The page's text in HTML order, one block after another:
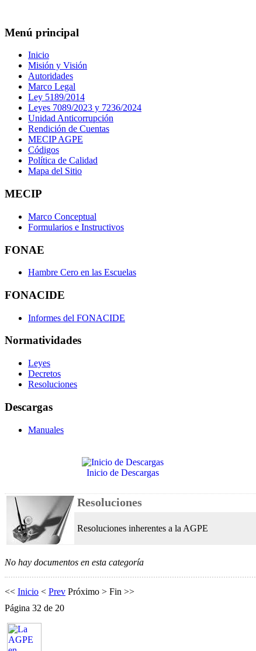
Menú principal
Inicio
Misión y Visión
Autoridades
Marco Legal
Ley 5189/2014
Leyes 7089/2023 y 7236/2024
Unidad Anticorrupción
Rendición de Cuentas
MECIP AGPE
Códigos
Política de Calidad
Mapa del Sitio
MECIP
Marco Conceptual
Formularios e Instructivos
FONAE
Hambre Cero en las Escuelas
FONACIDE
Informes del FONACIDE
Normatividades
Leyes
Decretos
Resoluciones
Descargas
Manuales
Inicio de Descargas
Resoluciones
Resoluciones inherentes a la AGPE
No hay documentos en esta categoría
<< Inicio < Prev Próximo > Fin >>
Página 32 de 20